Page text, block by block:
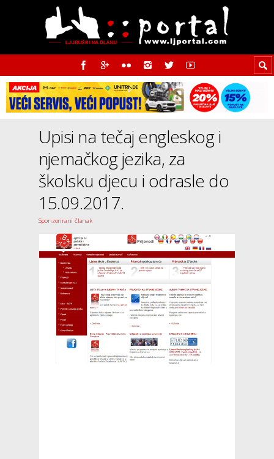
Upisi na tečaj engleskog i
njemačkog jezika, za
školsku djecu i odrasle do
15.09.2017.
Sponzorirani članak